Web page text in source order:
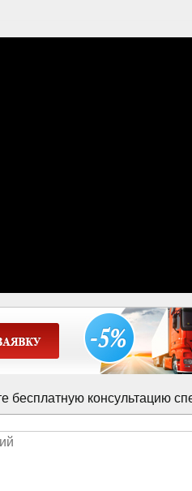
бесплатную консультацию